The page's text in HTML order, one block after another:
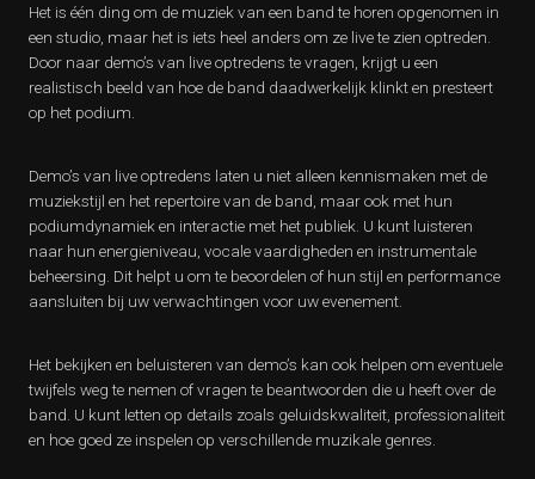
Het is één ding om de muziek van een band te horen opgenomen in
een studio, maar het is iets heel anders om ze live te zien optreden.
Door naar demo’s van live optredens te vragen, krijgt u een
realistisch beeld van hoe de band daadwerkelijk klinkt en presteert
op het podium.
Demo’s van live optredens laten u niet alleen kennismaken met de
muziekstijl en het repertoire van de band, maar ook met hun
podiumdynamiek en interactie met het publiek. U kunt luisteren
naar hun energieniveau, vocale vaardigheden en instrumentale
beheersing. Dit helpt u om te beoordelen of hun stijl en performance
aansluiten bij uw verwachtingen voor uw evenement.
Het bekijken en beluisteren van demo’s kan ook helpen om eventuele
twijfels weg te nemen of vragen te beantwoorden die u heeft over de
band. U kunt letten op details zoals geluidskwaliteit, professionaliteit
en hoe goed ze inspelen op verschillende muzikale genres.